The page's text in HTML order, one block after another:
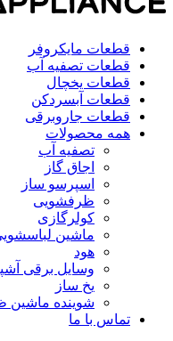
قطعات مایکروفر
قطعات تصفیه آب
قطعات یخچال
قطعات آبسردکن
قطعات جاروبرقی
همه محصولات
تصفیه آب
اجاق گاز
اسپرسو ساز
ظرفشویی
کولرگازی
ماشین
هود
وسایل برقی
یخ ساز
شوینده ماشین
تماس با ما